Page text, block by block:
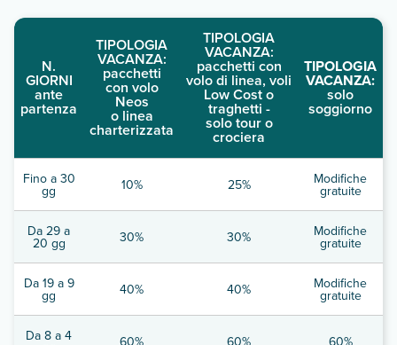
N.
GIORNI
ante
partenza
TIPOLOGIA
VACANZA:
pacchetti
con volo
Neos
o linea
charterizzata
TIPOLOGIA
VACANZA:
pacchetti con
volo di linea, voli
Low Cost o
traghetti -
solo tour o
crociera
TIPOLOGIA
VACANZA:
solo
soggiorno
Fino a 30
gg 10% 25% Modifiche
gratuite
Da 29 a
20 gg 30% 30% Modifiche
gratuite
Da 19 a 9
gg 40% 40% Modifiche
gratuite
Da 8 a 4 60% 60% 60%